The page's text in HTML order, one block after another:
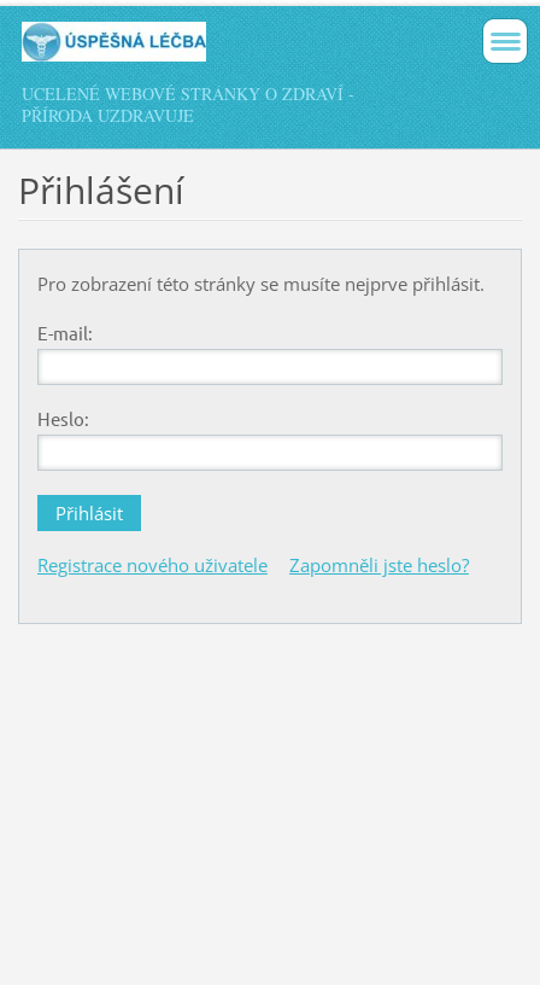
UCELENÉ WEBOVÉ STRÁNKY O ZDRAVÍ -
PŘÍRODA UZDRAVUJE
Přihlášení
Pro zobrazení této stránky se musíte nejprve přihlásit.
E-mail:
Heslo:
Registrace nového uživatele Zapomněli jste heslo?